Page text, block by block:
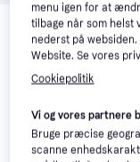
Relaterede
Se vores forslag til
interesser. Vis alle
50+
menu igen for at
tilbage når som helst
nederst på
Website. Se vores
Cookiepolitik
Vi og vores partnere
Bruge præcise
scanne